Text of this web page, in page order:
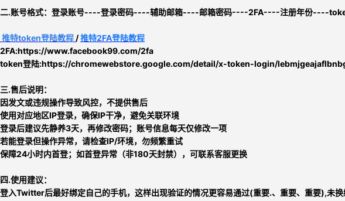
二.账号格式： 登录账号----登录密码----辅助邮箱----邮箱密码----2FA----注册年份----
推特token登陆教程 /推特2FA登陆教程
2FA:https://www.facebook99.com/2fa
token登陆:https://chromewebstore.google.com/detail/x-token-login/
三.售后说明：
因发文或违规操作导致风控，不提供售后
使用对应地区IP登录，确保IP干净，避免关联环境
登录后建议先静养3天，再修改密码；账号信息每天仅修改一项
若能登录但操作异常，请检查IP/环境，勿频繁重试
保障24小时内首登；如首登异常（非180天封禁），可联系客服更换
四.使用建议：
登入Twitter后最好绑定自己的手机，这样出现验证的情况更容易通过(重要.、重要、重要),未